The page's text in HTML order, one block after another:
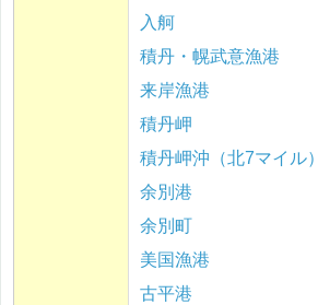
入舸
積丹・幌武意漁港
来岸漁港
積丹岬
積丹岬沖（北7マイル）
余別港
余別町
美国漁港
古平港